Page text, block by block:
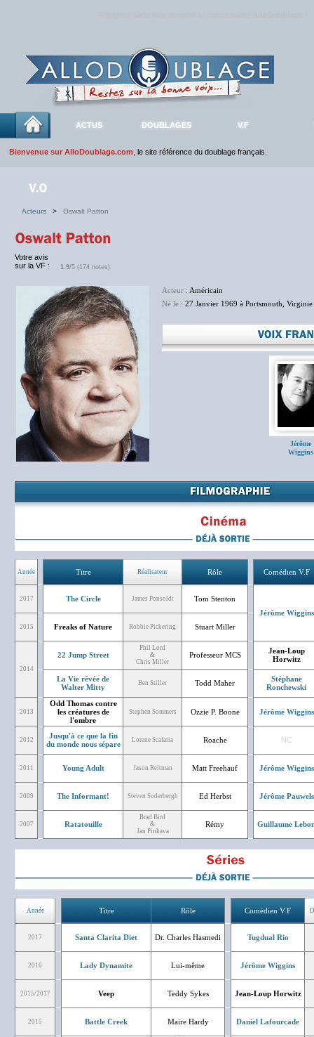
ACTUS DOUBLAGES V.F
Bienvenue sur AlloDoublage.com , le site référence du doublage français.
Acteurs > Oswalt Patton
Votre avis
sur la VF :
1.9/5 (174 notes)
Acteur : Américain
Né le : 27 Janvier 1969 à Portsmouth,
Jérôme
Wiggins
Année Titre Réalisateur Rôle Comédien V.F
2017 The Circle James Ponsoldt
Tom Stenton
Jérôme Wiggins
2015 Freaks of Nature Robbie Pickering Stuart Miller
2014
22 Jump Street
Phil Lord
&
Chris Miller
Professeur MCS
Jean-Loup
Horwitz
La Vie rêvée de
Walter Mitty
Ben Stiller Todd Maher
Stéphane
Ronchewski
2013
Odd Thomas contre
les créatures de
l'ombre
Stephen Sommers Ozzie P. Boone Jérôme Wiggins
2012
Jusqu'à ce que la fin
du monde nous sépare
Lorene Scafaria Roache NC
2011 Young Adult Jason Reitman Matt Freehauf Jérôme Wiggins
2009 The Informant! Steven Soderbergh Ed Herbst Jérôme Pauwels
2007 Ratatouille
Brad Bird
&
Jan Pinkava
Rémy Guillaume
Année Titre Rôle Comédien V.F
2017 Santa Clarita Diet Dr. Charles Hasmedi Tugdual Rio
2016 Lady Dynamite Lui-même Jérôme Wiggins
2015/2017 Veep Teddy Sykes Jean-Loup Horwitz
2015 Battle Creek Maire Hardy Daniel Lafourcade